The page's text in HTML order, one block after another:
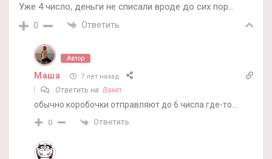
Уже 4 число, деньги не списали вроде до сих пор…
0 Ответить
Автор
Маша 7 лет назад
Ответить на Вамп
обычно коробочки отправляют до 6 числа где-то…
0 Ответить